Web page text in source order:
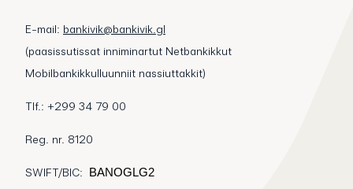
E-mail: bankivik@bankivik.gl
(paasissutissat inniminartut Netbankikkut
Mobilbankikkulluunniit nassiuttakkit)
Tlf.: +299 34 79 00
Reg. nr. 8120
SWIFT/BIC: BANOGLG2